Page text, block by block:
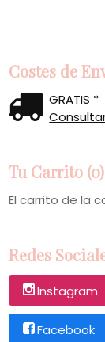
Costes de
GRATIS *
Tu Carrito (0)
El carrito de la
Redes
Instagram
Facebook